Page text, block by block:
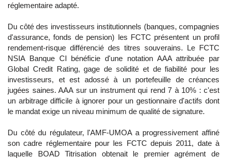
réglementaire adapté.
Du côté des investisseurs institutionnels (banques, compagnies
d'assurance, fonds de pension) les FCTC présentent un profil
rendement-risque différencié des titres souverains. Le FCTC
NSIA Banque CI bénéficie d'une notation AAA attribuée par
Global Credit Rating, gage de solidité et de fiabilité pour les
investisseurs, et est adossé à un portefeuille de créances
jugées saines. AAA sur un instrument qui rend 7 à 10% : c'est
un arbitrage difficile à ignorer pour un gestionnaire d'actifs dont
le mandat exige un niveau minimum de qualité de signature.
Du côté du régulateur, l'AMF-UMOA a progressivement affiné
son cadre réglementaire pour les FCTC depuis 2011, date à
laquelle BOAD Titrisation obtenait le premier agrément de